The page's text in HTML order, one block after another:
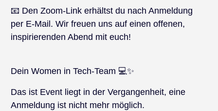
📧 Den Zoom-Link erhältst du nach Anmeldung
per E-Mail. Wir freuen uns auf einen offenen,
inspirierenden Abend mit euch!
Dein Women in Tech-Team 💻✨
Das ist Event liegt in der Vergangenheit, eine
Anmeldung ist nicht mehr möglich.